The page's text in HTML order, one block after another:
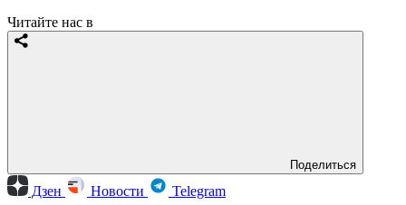
Читайте нас в
Поделиться
Дзен Новости Telegram